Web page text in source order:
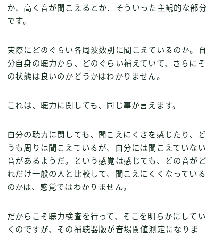
か、高く音が聞こえるとか、そういった主観的な部分
です。
実際にどのぐらい各周波数別に聞こえているのか。自
分自身の聴力から、どのぐらい補えていて、さらにそ
の状態は良いのかどうかはわかりません。
これは、聴力に関しても、同じ事が言えます。
自分の聴力に関しても、聞こえにくさを感じたり、ど
うも周りは聞こえているが、自分には聞こえていない
音があるようだ。という感覚は感じても、どの音がど
れだけ一般の人と比較して、聞こえにくくなっている
のかは、感覚ではわかりません。
だからこそ聴力検査を行って、そこを明らかにしてい
くのですが、その補聴器版が音場閾値測定になりま